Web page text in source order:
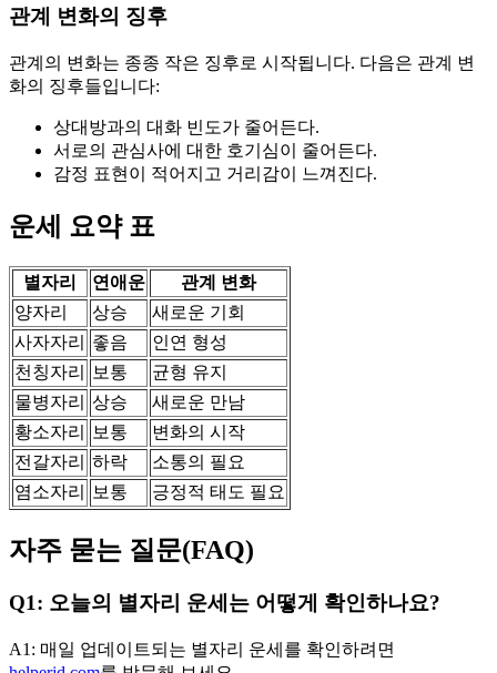
관계 변화의 징후
관계의 변화는 종종 작은 징후로 시작됩니다. 다음은 관계 변
화의 징후들입니다:
상대방과의 대화 빈도가 줄어든다.
서로의 관심사에 대한 호기심이 줄어든다.
감정 표현이 적어지고 거리감이 느껴진다.
운세 요약 표
별자리 연애운
관계 변화
양자리
상승
새로운 기회
사자자리
좋음
인연 형성
천칭자리
보통
균형 유지
물병자리
상승
새로운 만남
황소자리
보통
변화의 시작
전갈자리
하락
소통의 필요
염소자리
보통 긍정적 태도 필요
자주 묻는 질문(FAQ)
Q1: 오늘의 별자리 운세는 어떻게 확인하나요?
A1: 매일 업데이트되는 별자리 운세를 확인하려면